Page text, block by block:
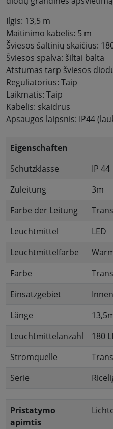
Ilgis: 13,5 m
Maitinimo kabelis: 5 m
Šviesos šaltinių skaičius:
Šviesos spalva: šiltai balta
Atstumas tarp šviesos
Reguliatorius: Taip
Laikmatis: Taip
Kabelis: skaidrus
Apsaugos laipsnis: IP44
Eigenschaften
Schutzklasse
IP 44
Zuleitung
3m
Farbe der Leitung
Leuchtmittel
LED
Leuchtmittelfarbe
Farbe
Einsatzgebiet
Länge
Leuchtmittelanzahl
180
Stromquelle
Serie
Pristatymo
apimtis